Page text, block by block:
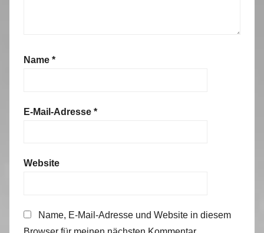
Name *
E-Mail-Adresse *
Website
Name, E-Mail-Adresse und Website in diesem